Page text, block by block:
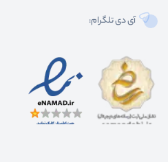
آی دی تلگرام: